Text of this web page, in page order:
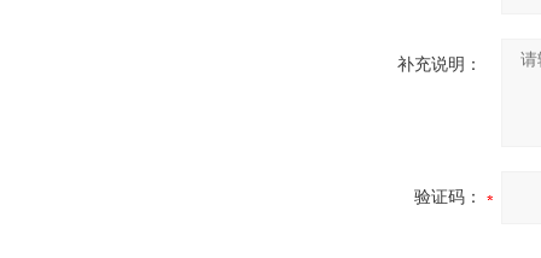
补充说明：
验证码：